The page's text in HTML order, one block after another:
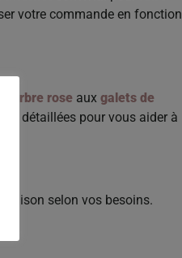
votre commande en fonction
Marbre rose aux galets de
détaillées pour vous aider à
selon vos besoins.